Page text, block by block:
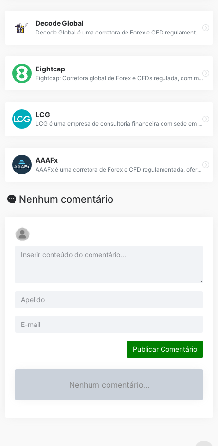
Decode Global
Decode Global é uma corretora de Forex e CFD regulamentada, oferecendo negociação com alavancagem e spreads competitivos.
Eightcap
Eightcap: Corretora global de Forex e CFDs regulada, com mais de 800 ativos, incluindo criptomoedas, e plataformas como MetaTrader e TradingView.
LCG
LCG é uma empresa de consultoria financeira com sede em Londres, especializada em gestão de investimentos e serviços para clientes globais.
AAAFx
AAAFx é uma corretora de Forex e CFD regulamentada, oferecendo negociação com spreads competitivos e plataformas avançadas.
Nenhum comentário
Publicar Comentário
Nenhum comentário...